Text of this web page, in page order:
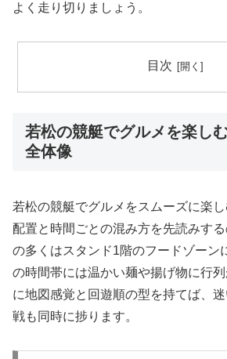
よく走り切りましょう。
目次
若松の競艇でグルメを楽し
全体像
若松の競艇でグルメをスムーズに楽
配置と時間ごとの混み方を先読みす
の多くはスタンド1階のフードゾーン
の時間帯には温かい麺や揚げ物に行
に地図感覚と回遊順の型を持てば、
戦も同時に捗ります。